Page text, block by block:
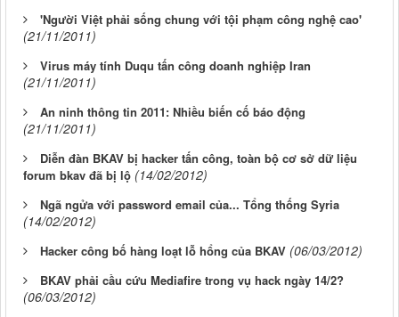
'Người Việt phải sống chung với tội phạm công nghệ cao'
(21/11/2011)
Virus máy tính Duqu tấn công doanh nghiệp Iran
(21/11/2011)
An ninh thông tin 2011: Nhiều biến cố báo động
(21/11/2011)
Diễn đàn BKAV bị hacker tấn công, toàn bộ cơ sở dữ liệu
forum bkav đã bị lộ (14/02/2012)
Ngã ngửa với password email của... Tổng thống Syria
(14/02/2012)
Hacker công bố hàng loạt lỗ hổng của BKAV (06/03/2012)
BKAV phải cầu cứu Mediafire trong vụ hack ngày 14/2?
(06/03/2012)